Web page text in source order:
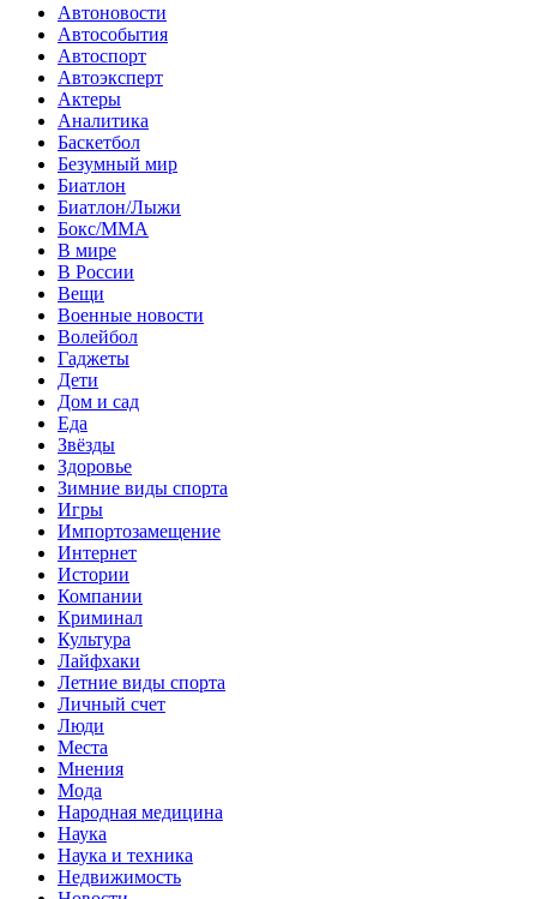
Автоновости
Автособытия
Автоспорт
Автоэксперт
Актеры
Аналитика
Баскетбол
Безумный мир
Биатлон
Биатлон/Лыжи
Бокс/MMA
В мире
В России
Вещи
Военные новости
Волейбол
Гаджеты
Дети
Дом и сад
Еда
Звёзды
Здоровье
Зимние виды спорта
Игры
Импортозамещение
Интернет
Истории
Компании
Криминал
Культура
Лайфхаки
Летние виды спорта
Личный счет
Люди
Места
Мнения
Мода
Народная медицина
Наука
Наука и техника
Недвижимость